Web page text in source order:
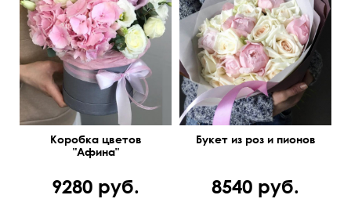
Фиолетовые розы
Эквадор, розовая
гидрангия, белые
лизиантусы.
Коробка цветов
"Афина"
9280 руб.
Букет из роз и пионов
8540 руб.